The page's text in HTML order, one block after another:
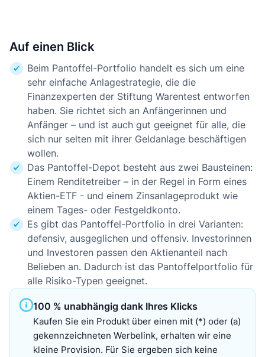
Auf einen Blick
Beim Pantoffel-Portfolio handelt es sich um eine
sehr einfache Anlagestrategie, die die
Finanzexperten der Stiftung Warentest entworfen
haben. Sie richtet sich an Anfängerinnen und
Anfänger – und ist auch gut geeignet für alle, die
sich nur selten mit ihrer Geldanlage beschäftigen
wollen.
Das Pantoffel-Depot besteht aus zwei Bausteinen:
Einem Renditetreiber – in der Regel in Form eines
Aktien-ETF - und einem Zinsanlageprodukt wie
einem Tages- oder Festgeldkonto.
Es gibt das Pantoffel-Portfolio in drei Varianten:
defensiv, ausgeglichen und offensiv. Investorinnen
und Investoren passen den Aktienanteil nach
Belieben an. Dadurch ist das Pantoffelportfolio für
alle Risiko-Typen geeignet.
100 % unabhängig dank Ihres Klicks
Kaufen Sie ein Produkt über einen mit (*) oder (a)
gekennzeichneten Werbelink, erhalten wir eine
kleine Provision. Für Sie ergeben sich keine